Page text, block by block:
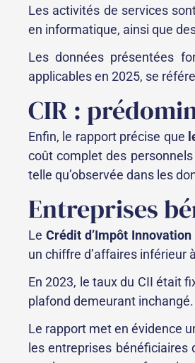
Les activités de services
en informatique, ainsi que
Les données présentées
applicables en 2025, se
CIR :
Enfin, le rapport précise que
coût complet des
telle qu’observée dans les
Entreprises
Le Crédit d’Impôt Innovation
un chiffre d’affaires inférieur à
En 2023, le taux du CII était
plafond demeurant inchangé.
Le rapport met en évidence
les entreprises